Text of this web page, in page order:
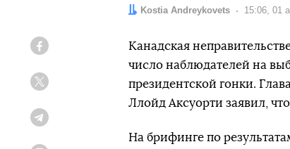
Автор:
Kostia Andreykovets Дата:
15:06, 01
Канадская
число наблюдателей на
президентской гонки.
Ллойд Аксуорти заявил,
На брифинге по